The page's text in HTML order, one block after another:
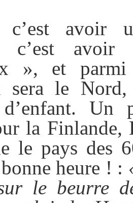
c’est avoir
c’est
», et
sera le
Un
la
le pays des
heure ! :
le beurre